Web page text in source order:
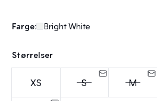
Farge: Bright White
Størrelser
XS S M